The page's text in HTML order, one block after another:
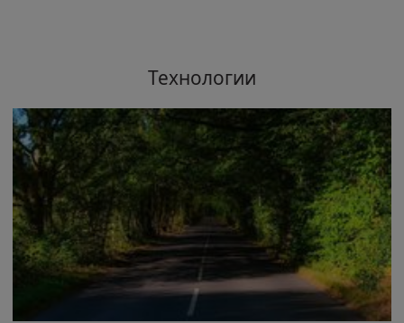
Технологии